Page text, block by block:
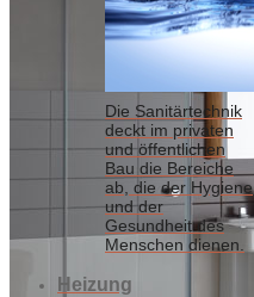
Die Sanitärtechnik
deckt im privaten
und öffentlichen
Bau die Bereiche
ab, die der Hygiene
und der
Gesundheit des
Menschen dienen.
Heizung